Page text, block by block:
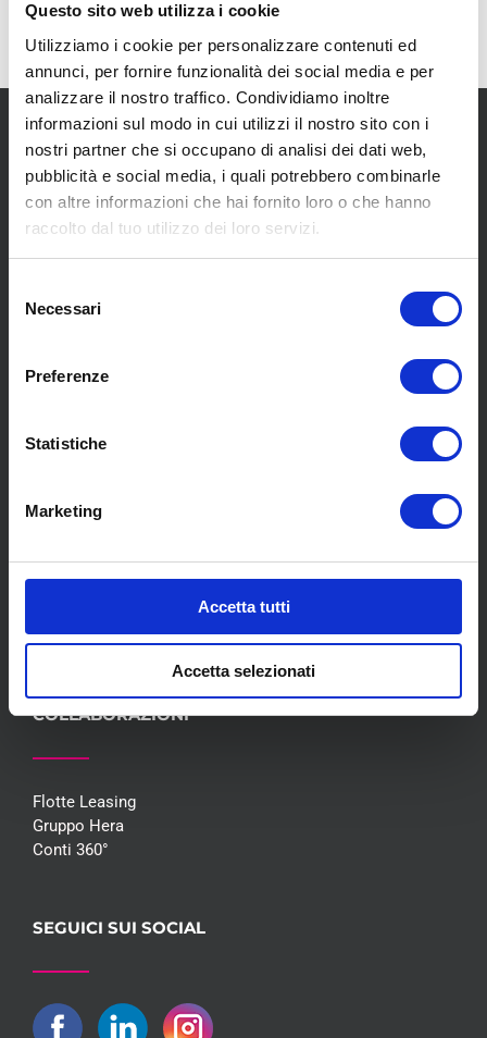
Questo sito web utilizza i cookie
Utilizziamo i cookie per personalizzare contenuti ed
annunci, per fornire funzionalità dei social media e per
analizzare il nostro traffico. Condividiamo inoltre
informazioni sul modo in cui utilizzi il nostro sito con i
nostri partner che si occupano di analisi dei dati web,
pubblicità e social media, i quali potrebbero combinarle
con altre informazioni che hai fornito loro o che hanno
raccolto dal tuo utilizzo dei loro servizi.
delNecessari
Preferenze
Statistiche
Marketing
Accetta tutti
Accetta selezionati
Pneumatici
Servizi
Whisteblowing D.Lgs 24/2023
Contatti
COLLABORAZIONI
Flotte Leasing
Gruppo Hera
Conti 360°
SEGUICI SUI SOCIAL